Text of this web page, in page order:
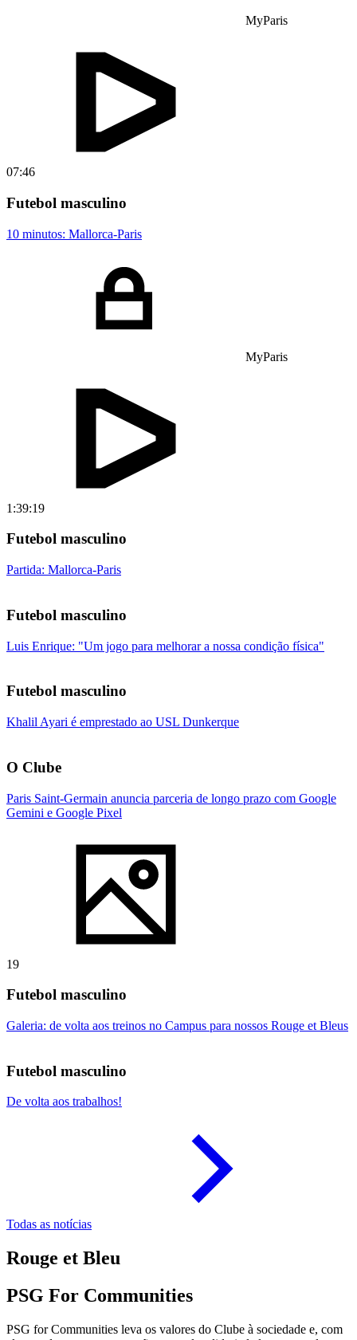
MyParis
07:46
Futebol masculino
10 minutos: Mallorca-Paris
MyParis
1:39:19
Futebol masculino
Partida: Mallorca-Paris
Futebol masculino
Luis Enrique: "Um jogo para melhorar a nossa condição física"
Futebol masculino
Khalil Ayari é emprestado ao USL Dunkerque
O Clube
Paris Saint-Germain anuncia parceria de longo prazo com Google
Gemini e Google Pixel
19
Futebol masculino
Galeria: de volta aos treinos no Campus para nossos Rouge et Bleus
Futebol masculino
De volta aos trabalhos!
Todas as notícias
Rouge et Bleu
PSG For Communities
PSG for Communities leva os valores do Clube à sociedade e, com